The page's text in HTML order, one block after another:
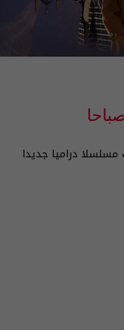
دراميا جديدا